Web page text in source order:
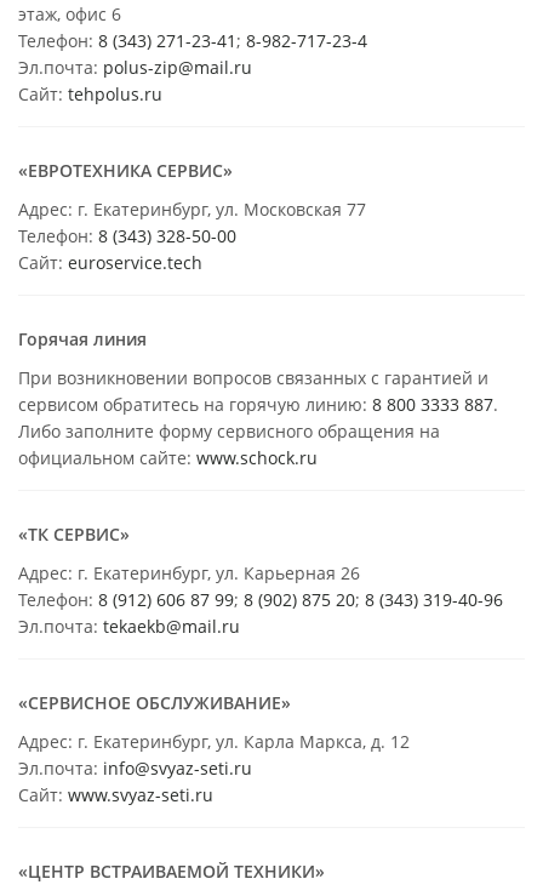
этаж, офис 6
Телефон: 8 (343) 271-23-41 ; 8-982-717-23-4
Эл.почта: polus-zip@mail.ru
Сайт: tehpolus.ru
«ЕВРОТЕХНИКА СЕРВИС»
Адрес: г. Екатеринбург, ул. Московская 77
Телефон: 8 (343) 328-50-00
Сайт: euroservice.tech
Горячая линия
При возникновении вопросов связанных с гарантией и
сервисом обратитесь на горячую линию: 8 800 3333 887.
Либо заполните форму сервисного обращения на
официальном сайте: www.schock.ru
«ТК СЕРВИС»
Адрес: г. Екатеринбург, ул. Карьерная 26
Телефон: 8 (912) 606 87 99; 8 (902) 875 20; 8 (343) 319-40-96
Эл.почта: tekaekb@mail.ru
«СЕРВИСНОЕ ОБСЛУЖИВАНИЕ»
Адрес: г. Екатеринбург, ул. Карла Маркса, д. 12
Эл.почта: info@svyaz-seti.ru
Сайт: www.svyaz-seti.ru
«ЦЕНТР ВСТРАИВАЕМОЙ ТЕХНИКИ»